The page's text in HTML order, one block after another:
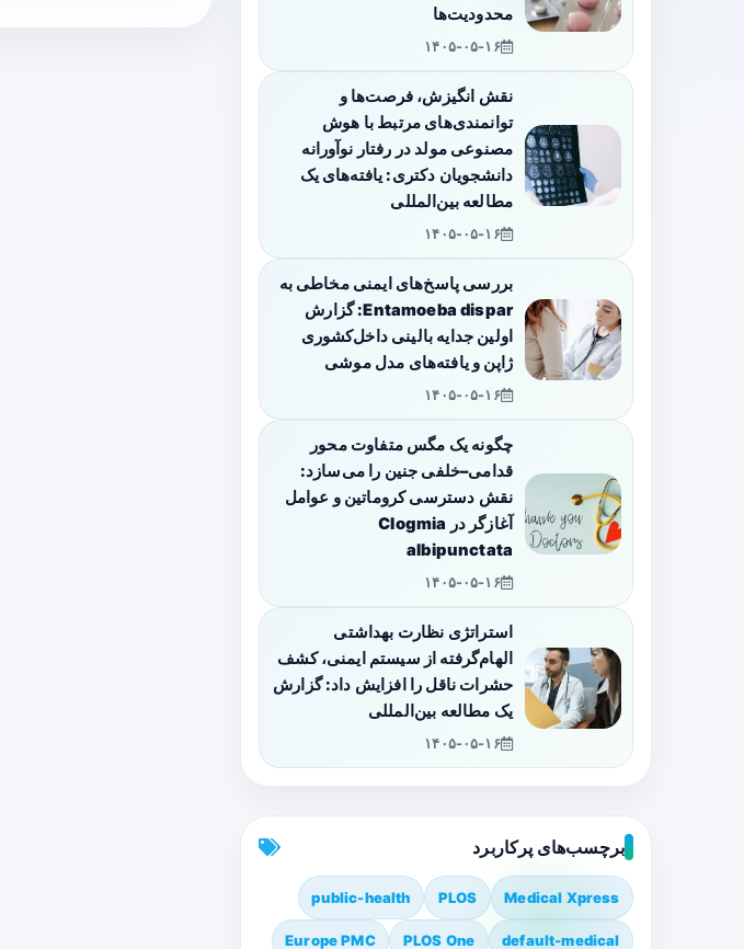
محدودیت‌ها
۱۴۰۵-۰۵-۱۶
نقش انگیزش، فرصت‌ها و
توانمندی‌های مرتبط با هوش
مصنوعی مولد در رفتار نوآورانه
دانشجویان دکتری: یافته‌های یک
مطالعه بین‌المللی
۱۴۰۵-۰۵-۱۶
بررسی پاسخ‌های ایمنی مخاطی به
Entamoeba dispar: گزارش
اولین جدایه بالینی داخل‌کشوری
ژاپن و یافته‌های مدل موشی
۱۴۰۵-۰۵-۱۶
چگونه یک مگس متفاوت محور
قدامی–خلفی جنین را می‌سازد:
نقش دسترسی کروماتین و عوامل
آغازگر در Clogmia
albipunctata
۱۴۰۵-۰۵-۱۶
استراتژی نظارت بهداشتی
الهام‌گرفته از سیستم ایمنی، کشف
حشرات ناقل را افزایش داد: گزارش
یک مطالعه بین‌المللی
۱۴۰۵-۰۵-۱۶
برچسب‌های پرکاربرد
Medical Xpress
PLOS
public-health
default-medical
PLOS One
Europe PMC